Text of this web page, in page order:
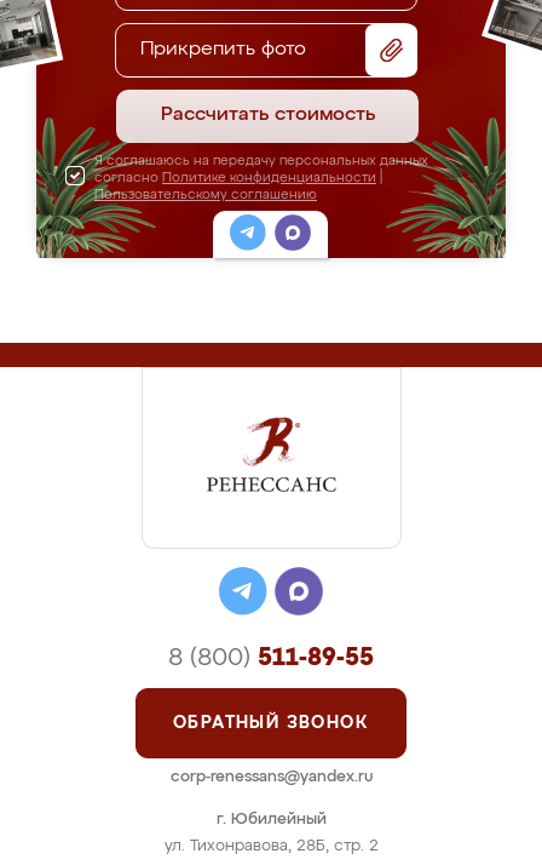
Прикрепить фото
Рассчитать стоимость
Я соглашаюсь на передачу персональных данных
согласно Политике конфиденциальности
Пользовательскому соглашению
г. Юбилейный
ул. Тихонравова, 28Б, стр. 2
8 (800) 511-89-55
ОБРАТНЫЙ ЗВОНОК
corp-renessans@yandex.ru